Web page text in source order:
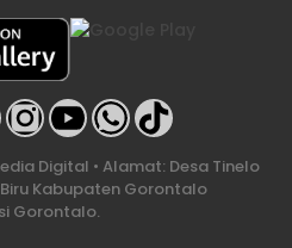
Digital • Alamat: Desa Tinelo
Kabupaten Gorontalo
Gorontalo.